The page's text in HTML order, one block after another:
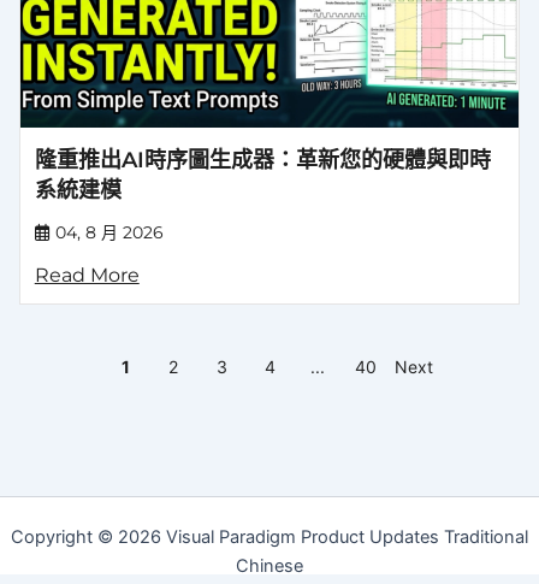
隆重推出AI時序圖生成器：革新您的硬體與即時
系統建模
04, 8 月 2026
Read More
1 2 3 4 ... 40 Next
Copyright © 2026 Visual Paradigm Product Updates Traditional
Chinese